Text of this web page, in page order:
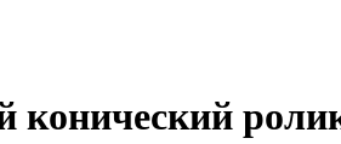
конический